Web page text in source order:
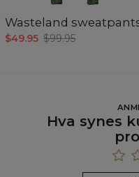
Wasteland
$49.95 $99.95
Hva synes